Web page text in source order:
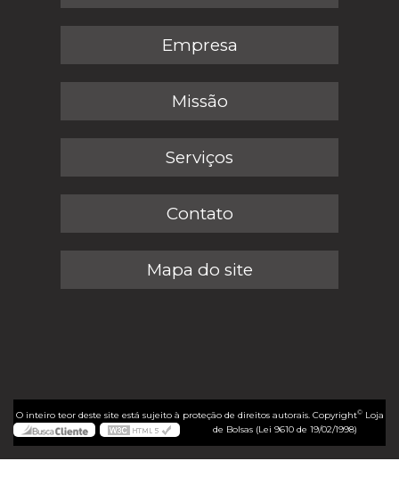
Empresa
Missão
Serviços
Contato
Mapa do site
O inteiro teor deste site está sujeito à proteção de direitos autorais. Copyright©Loja
de Bolsas (Lei 9610 de 19/02/1998)